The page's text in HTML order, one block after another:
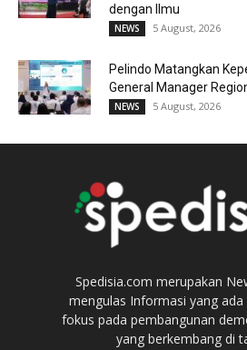
dengan Ilmu
NEWS 5 August, 2026
Pelindo Matangkan
General Manager
NEWS 5 August, 2026
Spedisia.com merupakan
mengulas Informasi yang ada
fokus pada pembangunan
yang berkembang di